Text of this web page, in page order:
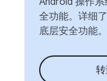
全功能。详细
底层安全功能。